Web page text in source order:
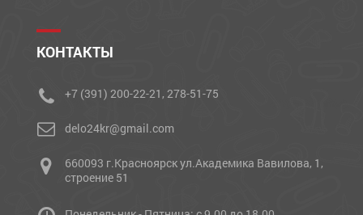
КОНТАКТЫ
+7 (391) 200-22-21, 278-51-75
delo24kr@gmail.com
660093 г.Красноярск ул.Академика Вавилова, 1,
строение 51